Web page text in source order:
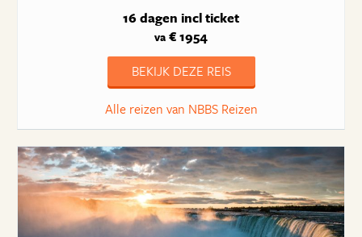
16 dagen incl ticket
va € 1954
BEKIJK DEZE REIS
Alle reizen van NBBS Reizen